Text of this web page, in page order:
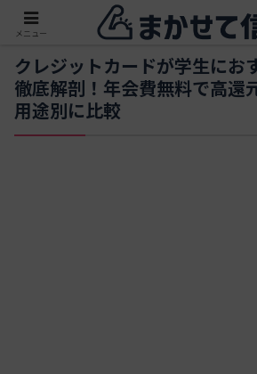
クレジットカードが学生にお
徹底解剖！年会費無料で高還
用途別に比較
メニュー